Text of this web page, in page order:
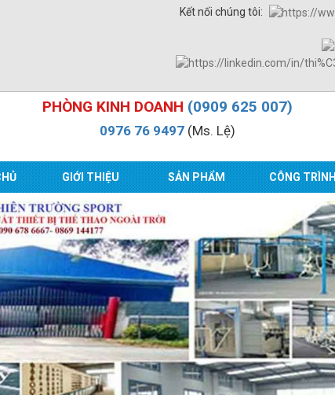
Kết nối chúng tôi:
PHÒNG KINH DOANH (0909 625 007)
0976 76 9497(Ms. Lệ)
GIỚI THIỆU SẢN PHẨM CÔNG TRÌNH